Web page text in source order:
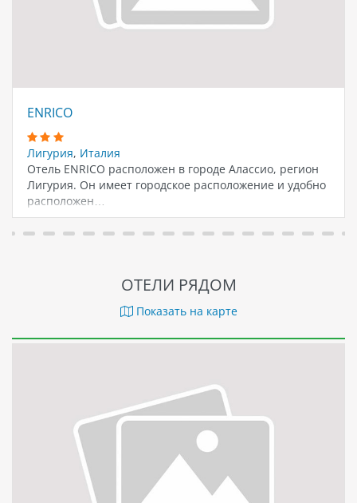
ENRICO
Лигурия, Италия
Отель ENRICO расположен в городе Алассио, регион
Лигурия. Он имеет городское расположение и удобно
расположен…
ОТЕЛИ РЯДОМ
Показать на карте